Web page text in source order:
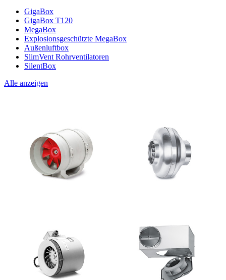
GigaBox
GigaBox T120
MegaBox
Explosionsgeschützte MegaBox
Außenluftbox
SlimVent Rohrventilatoren
SilentBox
Alle anzeigen